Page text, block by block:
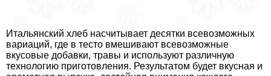
Итальянский хлеб насчитывает десятки всевозможных
вариаций, где в тесто вмешивают всевозможные
вкусовые добавки, травы и используют различную
технологию приготовления. Результатом будет вкусная и